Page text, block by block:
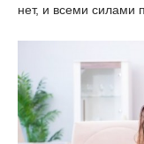
нет, и всеми силами